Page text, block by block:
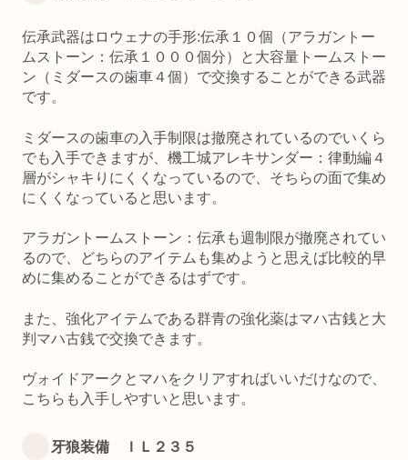
伝承武器はロウェナの手形:伝承１０個（アラガントー
ムストーン：伝承１０００個分）と大容量トームストー
ン（ミダースの歯車４個）で交換することができる武器
です。
ミダースの歯車の入手制限は撤廃されているのでいくら
でも入手できますが、機工城アレキサンダー：律動編４
層がシャキりにくくなっているので、そちらの面で集め
にくくなっていると思います。
アラガントームストーン：伝承も週制限が撤廃されてい
るので、どちらのアイテムも集めようと思えば比較的早
めに集めることができるはずです。
また、強化アイテムである群青の強化薬はマハ古銭と大
判マハ古銭で交換できます。
ヴォイドアークとマハをクリアすればいいだけなので、
こちらも入手しやすいと思います。
牙狼装備 ＩＬ２３５